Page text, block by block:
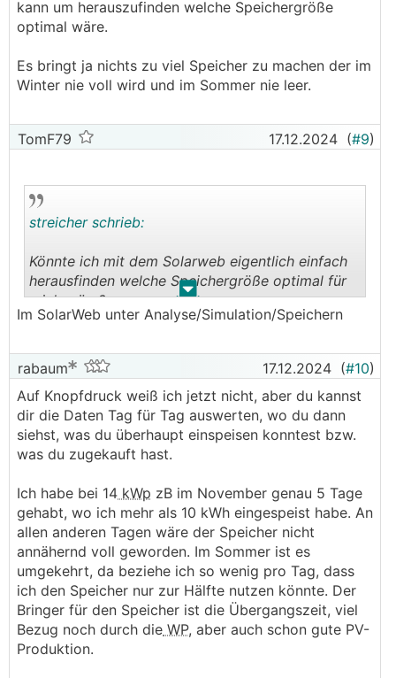
kann um herauszufinden welche Speichergröße
optimal wäre.
Es bringt ja nichts zu viel Speicher zu machen der im
Winter nie voll wird und im Sommer nie leer.
TomF79 17.12.2024 (#9)
. .
streicher schrieb:
Könnte ich mit dem Solarweb eigentlich einfach
herausfinden welche Speichergröße optimal für
mich wäre?
Bzw. kennt jemand ein andere Tool das ich z.B.
füttern kann um herauszufinden welche
Speichergröße optimal wäre.
Es bringt ja nichts zu viel Speicher zu machen
der im Winter nie voll wird und im Sommer nie
leer.
Im SolarWeb unter Analyse/Simulation/Speichern
rabaum 17.12.2024 (#10)
Auf Knopfdruck weiß ich jetzt nicht, aber du kannst
dir die Daten Tag für Tag auswerten, wo du dann
siehst, was du überhaupt einspeisen konntest bzw.
was du zugekauft hast.
Ich habe bei 14 kWp zB im November genau 5 Tage
gehabt, wo ich mehr als 10 kWh eingespeist habe. An
allen anderen Tagen wäre der Speicher nicht
annähernd voll geworden. Im Sommer ist es
umgekehrt, da beziehe ich so wenig pro Tag, dass
ich den Speicher nur zur Hälfte nutzen könnte. Der
Bringer für den Speicher ist die Übergangszeit, viel
Bezug noch durch die WP, aber auch schon gute PV-
Produktion.